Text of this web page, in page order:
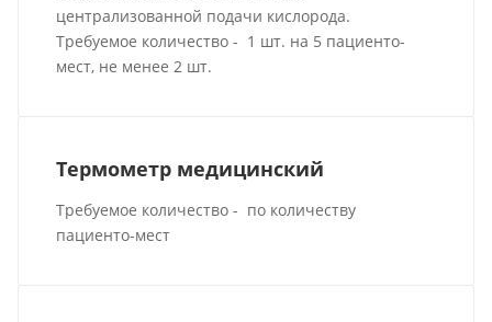
централизованной подачи кислорода.
Требуемое количество - 1 шт. на 5 пациенто-
мест, не менее 2 шт.
Термометр медицинский
Требуемое количество - по количеству
пациенто-мест